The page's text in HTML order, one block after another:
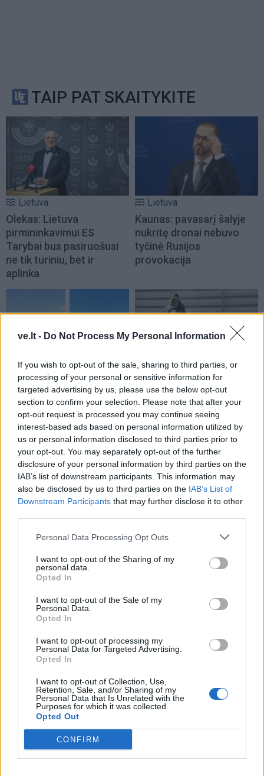
ve.lt - Do Not Process My Personal Information
If you wish to opt-out of the sale, sharing to third parties, or
processing of your personal or sensitive information for
targeted advertising by us, please use the below opt-out
section to confirm your selection. Please note that after your
opt-out request is processed you may continue seeing
interest-based ads based on personal information utilized by
us or personal information disclosed to third parties prior to
your opt-out. You may separately opt-out of the further
disclosure of your personal information by third parties on the
IAB’s list of downstream participants. This information may
also be disclosed by us to third parties on the IAB’s List of
Downstream Participants that may further disclose it to other
Personal Data Processing Opt Outs
I want to opt-out of the Sharing of my
personal data.
Opted In
I want to opt-out of the Sale of my
Personal Data.
Opted In
I want to opt-out of processing my
Personal Data for Targeted Advertising.
Opted In
I want to opt-out of Collection, Use,
Retention, Sale, and/or Sharing of my
Personal Data that Is Unrelated with the
Purposes for which it was collected.
Opted Out
CONFIRM
TAIP PAT SKAITYKITE
Lietuva
Olekas: Lietuva
pirmininkavimui ES
Tarybai bus pasiruošusi
ne tik turiniu, bet ir
aplinka
Lietuva
Kaunas: pavasarį šalyje
nukritę dronai nebuvo
tyčinė Rusijos
provokacija
Lietuva
Plungė šoka viliotinį
naujakuriams, vardija
privalumus(1)
Lietuva
Po paauglių smurto
protrūkių – specialistų
žodis: kodėl jie smurtą
paverčia reginiu?
Lietuva
aplinkoje: orderiai nuo
tragedijų neapsaugo,
įstatymus
Lietuva
šventė: istorikai kels
Lietuva
Čmilytė-Nielsen
neatmeta idėjos
kandidatuoti į
Lietuva